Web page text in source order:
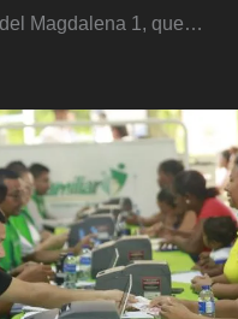
Magdalena 1, que…